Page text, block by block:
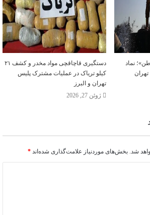
نماد
دستگیری قاچاقچی مواد مخدر و کشف ۲۱
کیلو تریاک در عملیات مشترک پلیس
تهران و البرز
ژوئن 27, 2026
شد. بخش‌های موردنیاز علامت‌گذاری شده‌اند *